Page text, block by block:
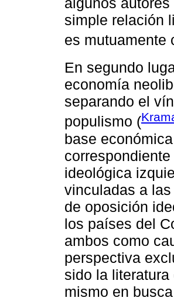
simple relación
es mutuamente
En segundo
economía
separando el
populismo (
base
ideológica
vinculadas a
de oposición
los países del
ambos como
perspectiva
sido la
mismo en